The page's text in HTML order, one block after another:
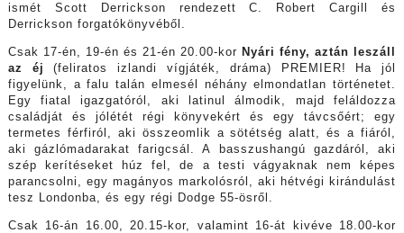
ismét Scott Derrickson rendezett C. Robert Cargill és
Derrickson forgatókönyvéből.
Csak 17-én, 19-én és 21-én 20.00-kor Nyári fény, aztán leszáll
az éj(feliratos izlandi vígjáték, dráma) PREMIER! Ha jól
figyelünk, a falu talán elmesél néhány elmondatlan történetet.
Egy fiatal igazgatóról, aki latinul álmodik, majd feláldozza
családját és jólétét régi könyvekért és egy távcsőért; egy
termetes férfiról, aki összeomlik a sötétség alatt, és a fiáról,
aki gázlómadarakat farigcsál. A basszushangú gazdáról, aki
szép kerítéseket húz fel, de a testi vágyaknak nem képes
parancsolni, egy magányos markolósról, aki hétvégi kirándulást
tesz Londonba, és egy régi Dodge 55-ösről.
Csak 16-án 16.00, 20.15-kor, valamint 16-át kivéve 18.00-kor